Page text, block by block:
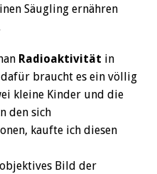
Säugling ernähren
Radioaktivität in
braucht es ein völlig
kleine Kinder und die
den sich
kaufte ich diesen
Bild der